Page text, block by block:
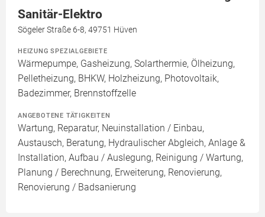
Sanitär-Elektro
Sögeler Straße 6-8, 49751 Hüven
HEIZUNG SPEZIALGEBIETE
Wärmepumpe, Gasheizung, Solarthermie, Ölheizung,
Pelletheizung, BHKW, Holzheizung, Photovoltaik,
Badezimmer, Brennstoffzelle
ANGEBOTENE TÄTIGKEITEN
Wartung, Reparatur, Neuinstallation / Einbau,
Austausch, Beratung, Hydraulischer Abgleich, Anlage &
Installation, Aufbau / Auslegung, Reinigung / Wartung,
Planung / Berechnung, Erweiterung, Renovierung,
Renovierung / Badsanierung